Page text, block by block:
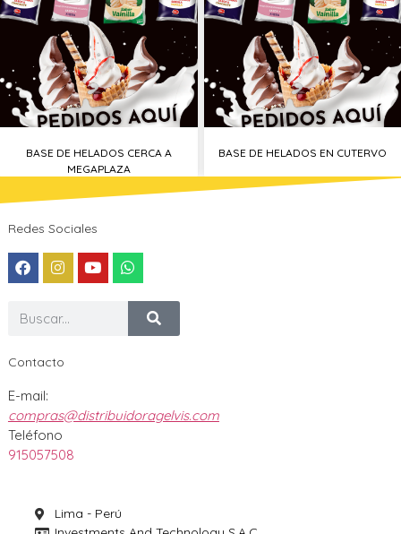
BASE DE HELADOS CERCA A
MEGAPLAZA
BASE DE HELADOS EN CUTERVO
Redes Sociales
Contacto
E-mail:
compras@distribuidoragelvis.com
Teléfono
915057508
Lima - Perú